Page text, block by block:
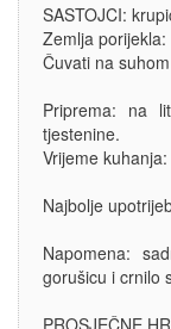
SASTOJCI:
Zemlja porijekla:
Čuvati na
Priprema: na
tjestenine.
Vrijeme
Najbolje
Napomena:
gorušicu i crnilo
PROSJEČNE